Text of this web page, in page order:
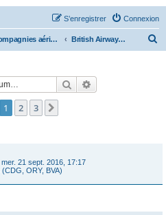
Connexion
S’enregistrer
Compagnies aériennes d'Europe British Airways - Iberia
r
Rechercher
1 2 3
mer. 21 sept. 2016, 17:17
ORY, BVA)